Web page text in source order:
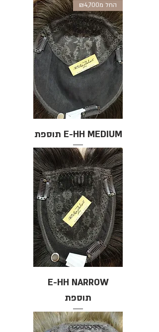
החל מ₪4,700
E-HH MEDIUM תוספת
E-HH NARROW
תוספת